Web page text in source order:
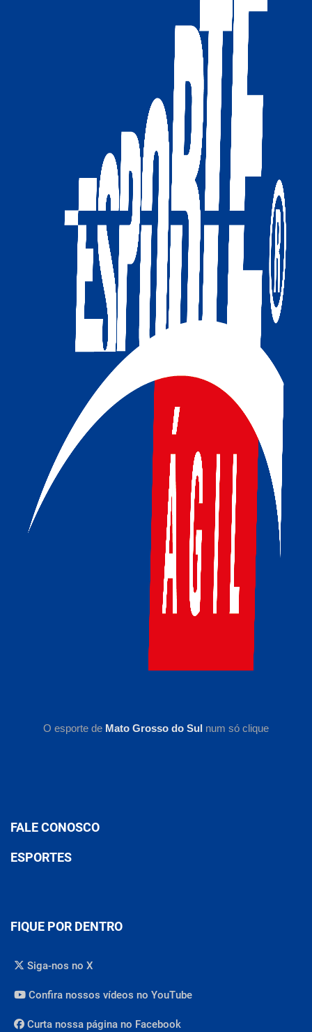
O esporte de Mato Grosso do Sul num só clique
FALE CONOSCO
ESPORTES
FIQUE POR DENTRO
Siga-nos no X
Confira nossos vídeos no YouTube
Curta nossa página no Facebook